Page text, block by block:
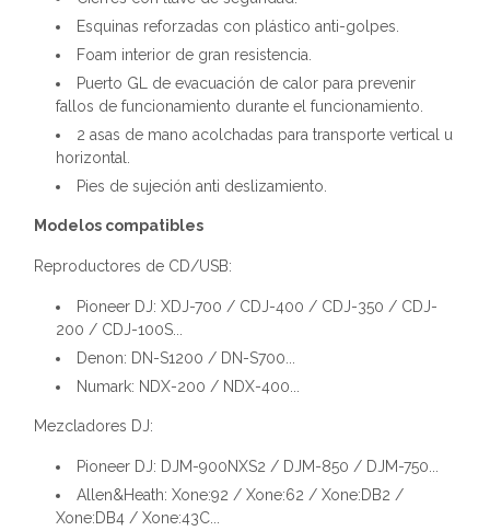
Esquinas reforzadas con plástico anti-golpes.
Foam interior de gran resistencia.
Puerto GL de evacuación de calor para prevenir
fallos de funcionamiento durante el funcionamiento.
2 asas de mano acolchadas para transporte vertical u
horizontal.
Pies de sujeción anti deslizamiento.
Modelos compatibles
Reproductores de CD/USB:
Pioneer DJ: XDJ-700 / CDJ-400 / CDJ-350 / CDJ-
200 / CDJ-100S...
Denon: DN-S1200 / DN-S700...
Numark: NDX-200 / NDX-400...
Mezcladores DJ:
Pioneer DJ: DJM-900NXS2 / DJM-850 / DJM-750...
Allen&Heath: Xone:92 / Xone:62 / Xone:DB2 /
Xone:DB4 / Xone:43C...